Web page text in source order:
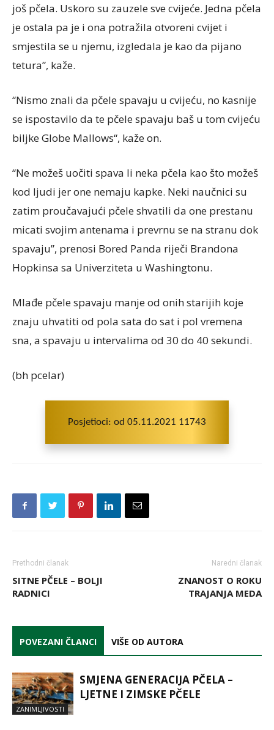
još pčela. Uskoro su zauzele sve cvijeće. Jedna pčela
je ostala pa je i ona potražila otvoreni cvijet i
smjestila se u njemu, izgledala je kao da pijano
tetura”, kaže.
“Nismo znali da pčele spavaju u cvijeću, no kasnije
se ispostavilo da te pčele spavaju baš u tom cvijeću
biljke Globe Mallows“, kaže on.
“Ne možeš uočiti spava li neka pčela kao što možeš
kod ljudi jer one nemaju kapke. Neki naučnici su
zatim proučavajući pčele shvatili da one prestanu
micati svojim antenama i prevrnu se na stranu dok
spavaju”, prenosi Bored Panda riječi Brandona
Hopkinsa sa Univerziteta u Washingtonu.
Mlađe pčele spavaju manje od onih starijih koje
znaju uhvatiti od pola sata do sat i pol vremena
sna, a spavaju u intervalima od 30 do 40 sekundi.
(bh pcelar)
Posjetioci: od 05.11.2021 11743
Prethodni članak
SITNE PČELE – BOLJI
RADNICI
Naredni članak
ZNANOST O ROKU
TRAJANJA MEDA
POVEZANI ČLANCI VIŠE OD AUTORA
ZANIMLJIVOSTI
SMJENA GENERACIJA PČELA –
LJETNE I ZIMSKE PČELE